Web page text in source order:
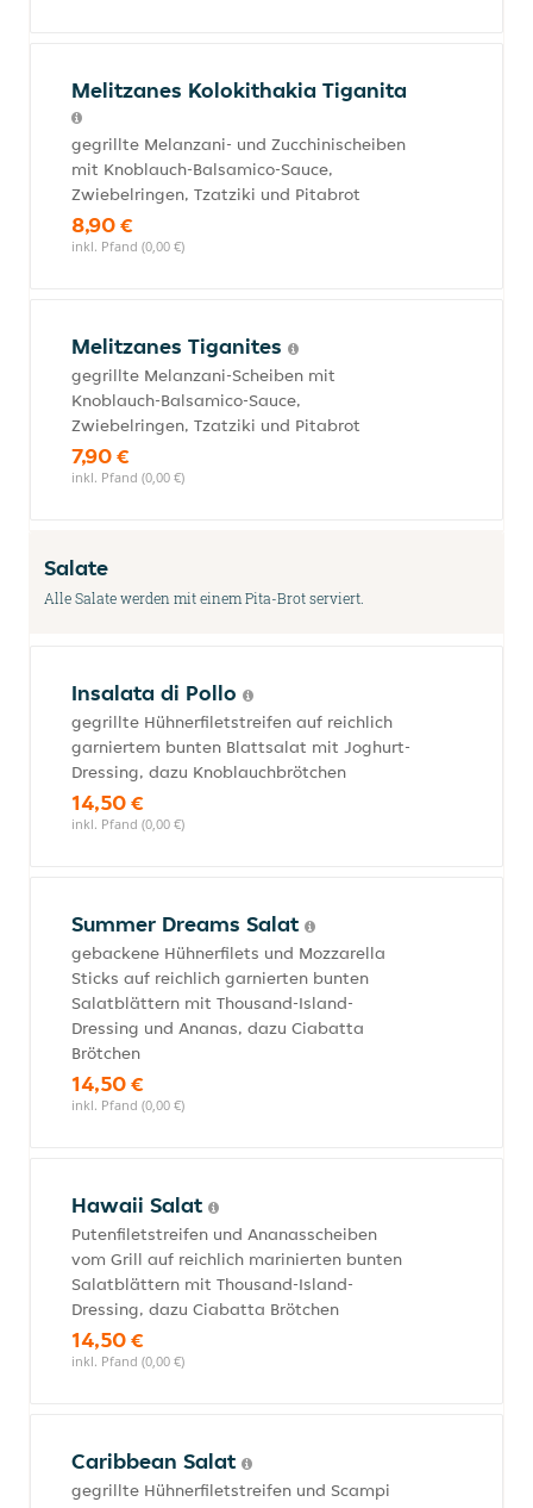
Melitzanes Kolokithakia Tiganita
gegrillte Melanzani- und Zucchinischeiben
mit Knoblauch-Balsamico-Sauce,
Zwiebelringen, Tzatziki und Pitabrot
8,90 €
inkl. Pfand (0,00 €)
Melitzanes Tiganites
gegrillte Melanzani-Scheiben mit
Knoblauch-Balsamico-Sauce,
Zwiebelringen, Tzatziki und Pitabrot
7,90 €
inkl. Pfand (0,00 €)
Salate
Alle Salate werden mit einem Pita-Brot serviert.
Insalata di Pollo
gegrillte Hühnerfiletstreifen auf reichlich
garniertem bunten Blattsalat mit Joghurt-
Dressing, dazu Knoblauchbrötchen
14,50 €
inkl. Pfand (0,00 €)
Summer Dreams Salat
gebackene Hühnerfilets und Mozzarella
Sticks auf reichlich garnierten bunten
Salatblättern mit Thousand-Island-
Dressing und Ananas, dazu Ciabatta
Brötchen
14,50 €
inkl. Pfand (0,00 €)
Hawaii Salat
Putenfiletstreifen und Ananasscheiben
vom Grill auf reichlich marinierten bunten
Salatblättern mit Thousand-Island-
Dressing, dazu Ciabatta Brötchen
14,50 €
inkl. Pfand (0,00 €)
Caribbean Salat
gegrillte Hühnerfiletstreifen und Scampi